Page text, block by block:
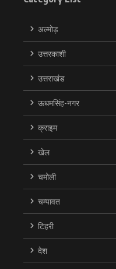
अल्मोड़
उत्तरकाशी
उत्तराखंड
ऊधमसिंह-नगर
क्राइम
खेल
चमोली
चम्पावत
टिहरी
देश